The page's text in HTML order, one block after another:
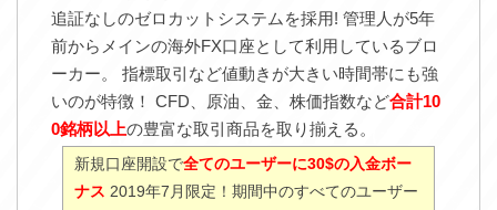
追証なしのゼロカットシステムを採用! 管理人が5年
前からメインの海外FX口座として利用しているブロ
ーカー。 指標取引など値動きが大きい時間帯にも強
いのが特徴！ CFD、原油、金、株価指数など合計10
0銘柄以上の豊富な取引商品を取り揃える。
新規口座開設で全てのユーザーに30$の入金ボー
ナス 2019年7月限定！期間中のすべてのユーザー